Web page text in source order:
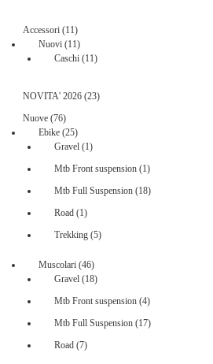
Accessori 1111
prodotti
Nuovi 1111
prodotti
Caschi 1111
NOVITA' 2026 2323
Nuove 7676
prodotti
Ebike 2525
prodotti
Gravel 11
Mtb Front suspension 11
Mtb Full Suspension 1818
Road 11
Trekking 55
Muscolari 4646
prodotti
Gravel 1818
Mtb Front suspension 44
Mtb Full Suspension 1717
Road 77